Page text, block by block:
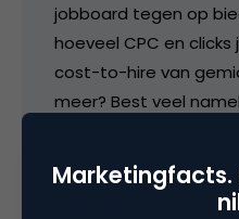
jobboard tegen op
hoeveel CPC en
cost-to-hire van
meer? Best veel
kans, mits de
gaan.
Marketingfacts.